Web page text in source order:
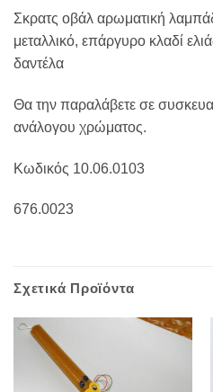
Σκρατς οβάλ αρωματική
μεταλλικό, επάργυρο κλαδί
δαντέλα
Θα την παραλάβετε σε
ανάλογου χρώματος.
Κωδικός 10.06.0103
676.0023
Σχετικά Προϊόντα